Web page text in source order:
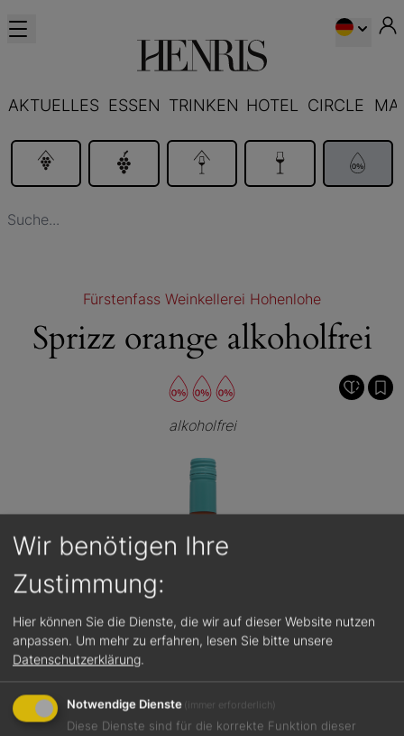
AKTUELLES ESSEN TRINKEN HOTEL CIRCLE
Fürstenfass Weinkellerei Hohenlohe
Sprizz orange alkoholfrei
alkoholfrei
Wir benötigen Ihre
Zustimmung:
Hier können Sie die Dienste, die wir auf dieser Website nutzen
anpassen. Um mehr zu erfahren, lesen Sie bitte unsere
Datenschutzerklärung
Notwendige Dienste (immer erforderlich)
Diese Dienste sind für die korrekte Funktion dieser